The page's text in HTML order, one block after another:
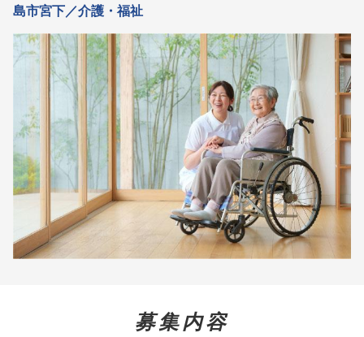
島市宮下／介護・福祉
募集内容